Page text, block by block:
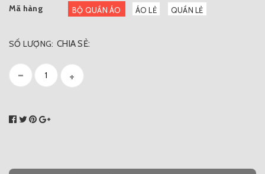
Mã hàng BỘ QUẦN ÁO ÁO LẺ QUẦN LẺ
SỐ LƯỢNG:
- +
CHIA SẺ: